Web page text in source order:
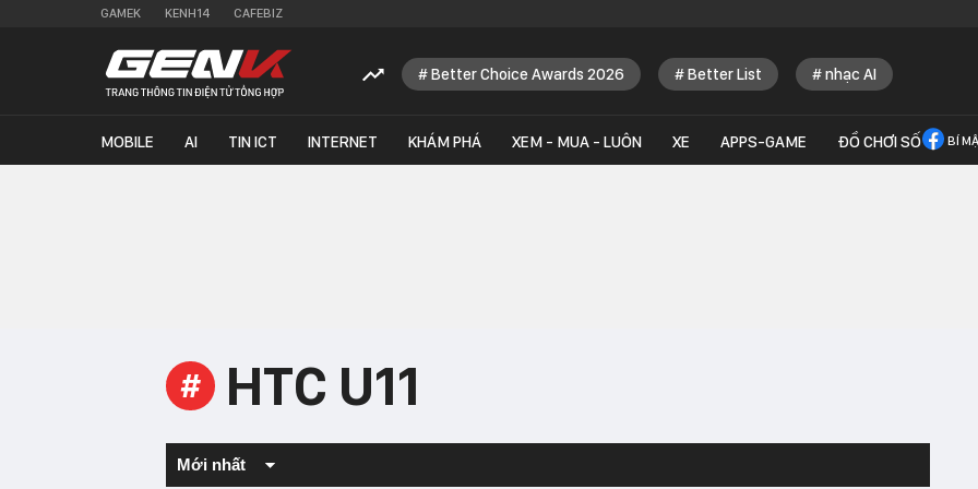
GAMEK KENH14 CAFEBIZ
Better Choice Awards 2026 Better List nhạc AI
MOBILE AI TIN ICT INTERNET KHÁM PHÁ XEM - MUA - LUÔN XE APPS-GAME ĐỒ CHƠI SỐ BÍ
# HTC U11
Mới nhất